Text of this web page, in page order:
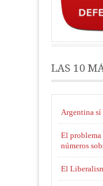
LAS 10
Argentina sí
El
números
El